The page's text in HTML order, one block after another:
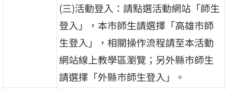
(三)活動登入：請點選活動網站「師生
登入」，本市師生請選擇「高雄市師
生登入」，相關操作流程請至本活動
網站線上教學區瀏覽；另外縣市師生
請選擇「外縣市師生登入」。